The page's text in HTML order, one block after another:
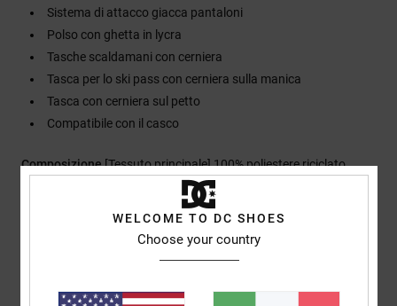
Sistema di attacco giacca pantaloni
Polso con ghetta in lycra
Tasche scaldamani con cerniera
Tasca per lo ski pass con cerniera sulla manica
Tasca con cerniera sul petto
Compatibile con il casco
Composizione[Tessuto principale] 100% poliestere riciclato
Spedizioni e Resi
WELCOME TO DC SHOES
Choose your country